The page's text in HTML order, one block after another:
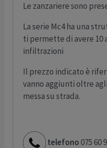
Le zanzariere sono
La serie Mc4 ha una
ti permette di avere 10
infiltrazioni
Il prezzo indicato è
vanno aggiunti oltre
messa su strada.
telefono075 60